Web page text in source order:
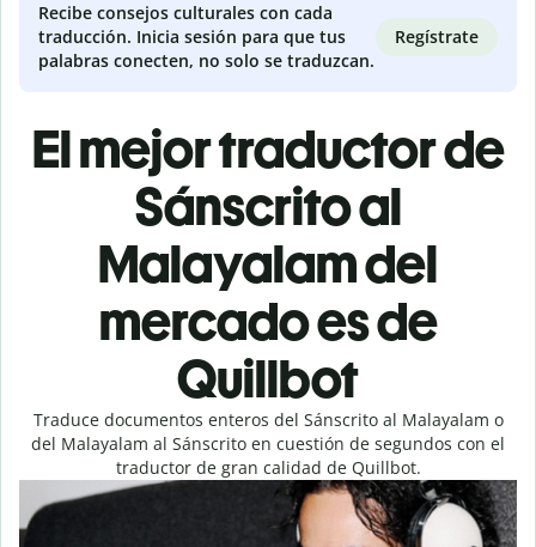
Recibe consejos culturales con cada
traducción. Inicia sesión para que tus
palabras conecten, no solo se traduzcan.
Regístrate
El mejor traductor de
Sánscrito al
Malayalam del
mercado es de
Quillbot
Traduce documentos enteros del Sánscrito al Malayalam o
del Malayalam al Sánscrito en cuestión de segundos con el
traductor de gran calidad de Quillbot.